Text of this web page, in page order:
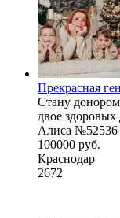
Прекрасная
Стану
двое здоровых
Алиса №52536
100000 руб.
Краснодар
2672